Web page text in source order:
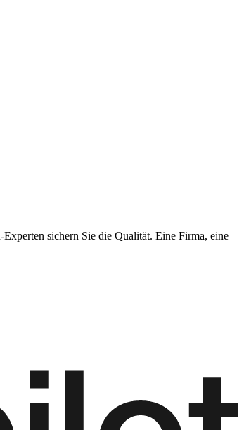
sichern Sie die Qualität. Eine Firma, eine